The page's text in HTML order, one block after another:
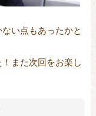
い点もあったかと
また次回をお楽し